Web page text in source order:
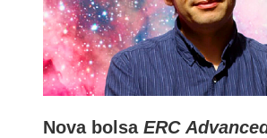
Nova bolsa ERC